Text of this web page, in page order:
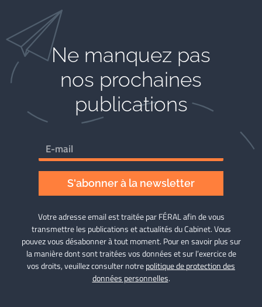
Ne manquez pas
nos prochaines
publications
S'abonner à la newsletter
Votre adresse email est traitée par FÉRAL afin de vous
transmettre les publications et actualités du Cabinet. Vous
pouvez vous désabonner à tout moment. Pour en savoir plus sur
la manière dont sont traitées vos données et sur l’exercice de
vos droits, veuillez consulter notrepolitique de protection des
données personnelles.